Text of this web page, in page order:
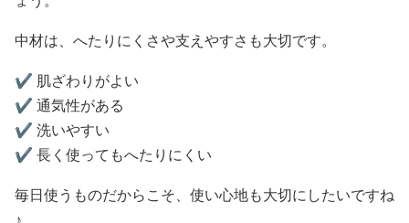
中材は、へたりにくさや支えやすさも大切です。
✔️ 肌ざわりがよい
✔️ 通気性がある
✔️ 洗いやすい
✔️ 長く使ってもへたりにくい
毎日使うものだからこそ、使い心地も大切にしたいですね